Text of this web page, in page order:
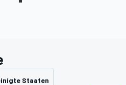
Staaten